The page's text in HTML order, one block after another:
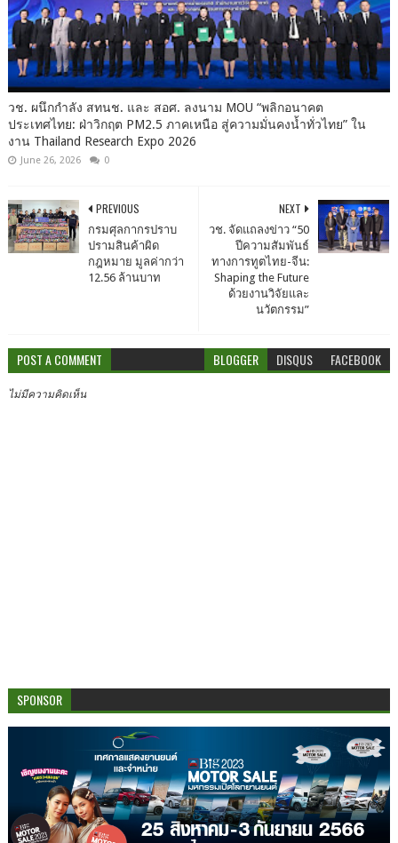
วช. ผนึกกำลัง สทนช. และ สอศ. ลงนาม MOU “พลิกอนาคต
ประเทศไทย: ฝ่าวิกฤต PM2.5 ภาคเหนือ สู่ความมั่นคงน้ำทั่วไทย” ใน
งาน Thailand Research Expo 2026
June 26, 2026 0
NEXT
วช. จัดแถลงข่าว “50
ปีความสัมพันธ์
ทางการทูตไทย-จีน:
Shaping the Future
ด้วยงานวิจัยและ
นวัตกรรม”
PREVIOUS
กรมศุลกากรปราบ
ปรามสินค้าผิด
กฎหมาย มูลค่ากว่า
12.56 ล้านบาท
POST A COMMENT BLOGGER DISQUS FACEBOOK
ไม่มีความคิดเห็น
SPONSOR